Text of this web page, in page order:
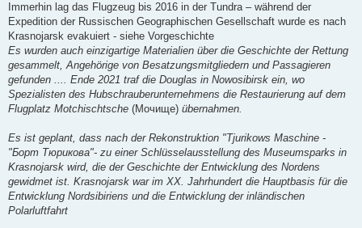
e
r
B
e
i
r
a
Immerhin lag das Flugzeug bis 2016 in der Tundra – während der
Expedition der Russischen Geographischen Gesellschaft wurde es nach
Krasnojarsk evakuiert - siehe Vorgeschichte
Es wurden auch einzigartige Materialien über die Geschichte der Rettung
gesammelt, Angehörige von Besatzungsmitgliedern und Passagieren
gefunden .... Ende 2021 traf die Douglas in Nowosibirsk ein, wo
Spezialisten des Hubschrauberunternehmens die Restaurierung auf dem
Flugplatz Motchischtsche (Мочище) übernahmen.
Es ist geplant, dass nach der Rekonstruktion "Tjurikows Maschine -
"Борт Тюрикова"- zu einer Schlüsselausstellung des Museumsparks in
Krasnojarsk wird, die der Geschichte der Entwicklung des Nordens
gewidmet ist. Krasnojarsk war im XX. Jahrhundert die Hauptbasis für die
Entwicklung Nordsibiriens und die Entwicklung der inländischen
Polarluftfahrt